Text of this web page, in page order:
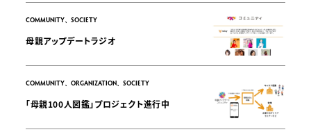
COMMUNITY、SOCIETY
母親アップデートラジオ
COMMUNITY、ORGANIZATION、SOCIETY
「母親100人図鑑」プロジェクト進行中